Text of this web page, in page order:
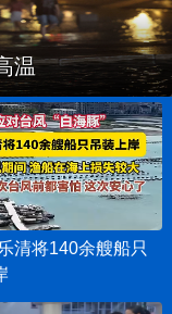
温
清将140余艘船只